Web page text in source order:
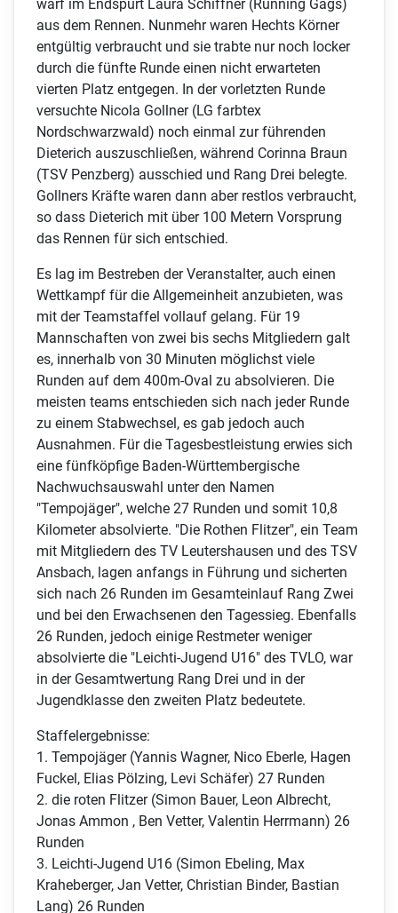
warf im Endspurt Laura Schiffner (Running Gags)
aus dem Rennen. Nunmehr waren Hechts Körner
entgültig verbraucht und sie trabte nur noch locker
durch die fünfte Runde einen nicht erwarteten
vierten Platz entgegen. In der vorletzten Runde
versuchte Nicola Gollner (LG farbtex
Nordschwarzwald) noch einmal zur führenden
Dieterich auszuschließen, während Corinna Braun
(TSV Penzberg) ausschied und Rang Drei belegte.
Gollners Kräfte waren dann aber restlos verbraucht,
so dass Dieterich mit über 100 Metern Vorsprung
das Rennen für sich entschied.
Es lag im Bestreben der Veranstalter, auch einen
Wettkampf für die Allgemeinheit anzubieten, was
mit der Teamstaffel vollauf gelang. Für 19
Mannschaften von zwei bis sechs Mitgliedern galt
es, innerhalb von 30 Minuten möglichst viele
Runden auf dem 400m-Oval zu absolvieren. Die
meisten teams entschieden sich nach jeder Runde
zu einem Stabwechsel, es gab jedoch auch
Ausnahmen. Für die Tagesbestleistung erwies sich
eine fünfköpfige Baden-Württembergische
Nachwuchsauswahl unter den Namen
"Tempojäger", welche 27 Runden und somit 10,8
Kilometer absolvierte. "Die Rothen Flitzer", ein Team
mit Mitgliedern des TV Leutershausen und des TSV
Ansbach, lagen anfangs in Führung und sicherten
sich nach 26 Runden im Gesamteinlauf Rang Zwei
und bei den Erwachsenen den Tagessieg. Ebenfalls
26 Runden, jedoch einige Restmeter weniger
absolvierte die "Leichti-Jugend U16" des TVLO, war
in der Gesamtwertung Rang Drei und in der
Jugendklasse den zweiten Platz bedeutete.
Staffelergebnisse:
1. Tempojäger (Yannis Wagner, Nico Eberle, Hagen
Fuckel, Elias Pölzing, Levi Schäfer) 27 Runden
2. die roten Flitzer (Simon Bauer, Leon Albrecht,
Jonas Ammon , Ben Vetter, Valentin Herrmann) 26
Runden
3. Leichti-Jugend U16 (Simon Ebeling, Max
Kraheberger, Jan Vetter, Christian Binder, Bastian
Lang) 26 Runden